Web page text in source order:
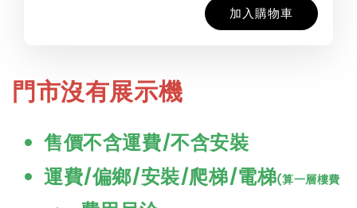
加入購物車
門市沒有展示機
售價不含運費/不含安裝
運費/偏鄉/安裝/爬梯/電梯(算一層樓費